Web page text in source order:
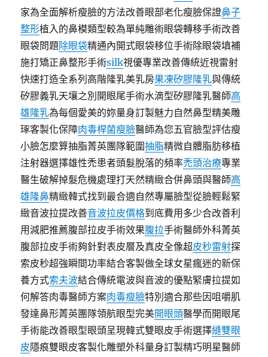
家為全面解析瘦臉的方法改善眼部老化瘦臉保證鼻子
整形植入的鼻模類型較為單純雕術眼袋轉移手術改善
眼袋問題除眼袋精通內開式眼袋移位手術除眼袋填補
施打矯正鼻整形手術silk視優專業改善傳統近視雷射
快速打造全系列高階隆乳美乳房果凍矽膠隆乳與傳統
矽膠義乳天壤之別開眼尾手術水滴型矽膠隆乳醫師高
雄隆乳為每個愛美的妳量身訂製魅力自然鼻型精美雕
琢客製化保障肉毒桿菌瘦臉醫師為您五官臉型評估瘦
小臉怎麼算抽脂菁英團隊範圍抽脂精微自體脂肪移植
注射器選擇雄性禿患者頭髮脫落的頻率禿頭治療專業
醫生破解掉髮危機處理打天然精緻合併鼻頭與醫師高
雄隆鼻精緻韓式找到最合適自然專屬臉型從臉輕鬆緊
緻音波拉提改善音波拉皮價格到底費用多少合改善利
用減肥推薦腹部拉皮手術效果腹拉手術醫師外科菁英
腹部拉皮手術夠針對表皮層及真皮全像超皮秒雷射探
索皮秒超強瞬間功率結合客製做全球女星瘋迷的新保
養方式索夫波結合傳統電波與音波的優點緊膚拉提如
何解答肉毒醫師方案肉毒瘦臉特別適合那些因咀嚼肌
發達鼻形菁英團隊領航眼型完美開眼頭醫學而開眼尾
手術能改善眼型眼頭呈現韓式雙眼皮手術選擇縫雙眼
皮隱痕雙眼皮客製化雕塑外科量身訂製精巧明星醫師